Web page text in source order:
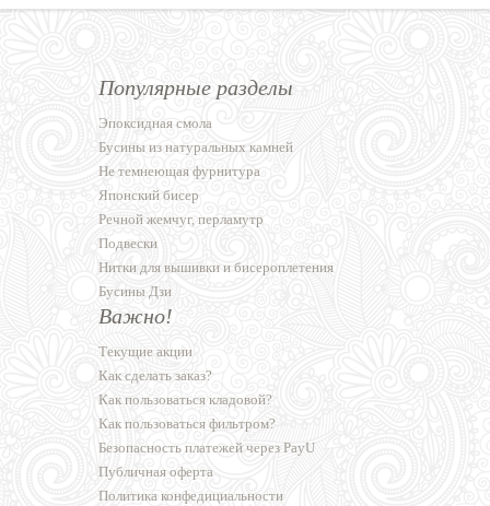
Популярные разделы
Эпоксидная смола
Бусины из натуральных камней
Не темнеющая фурнитура
Японский бисер
Речной жемчуг, перламутр
Подвески
Нитки для вышивки и бисероплетения
Бусины Дзи
Важно!
Текущие акции
Как сделать заказ?
Как пользоваться кладовой?
Как пользоваться фильтром?
Безопасность платежей через PayU
Публичная оферта
Политика конфедициальности